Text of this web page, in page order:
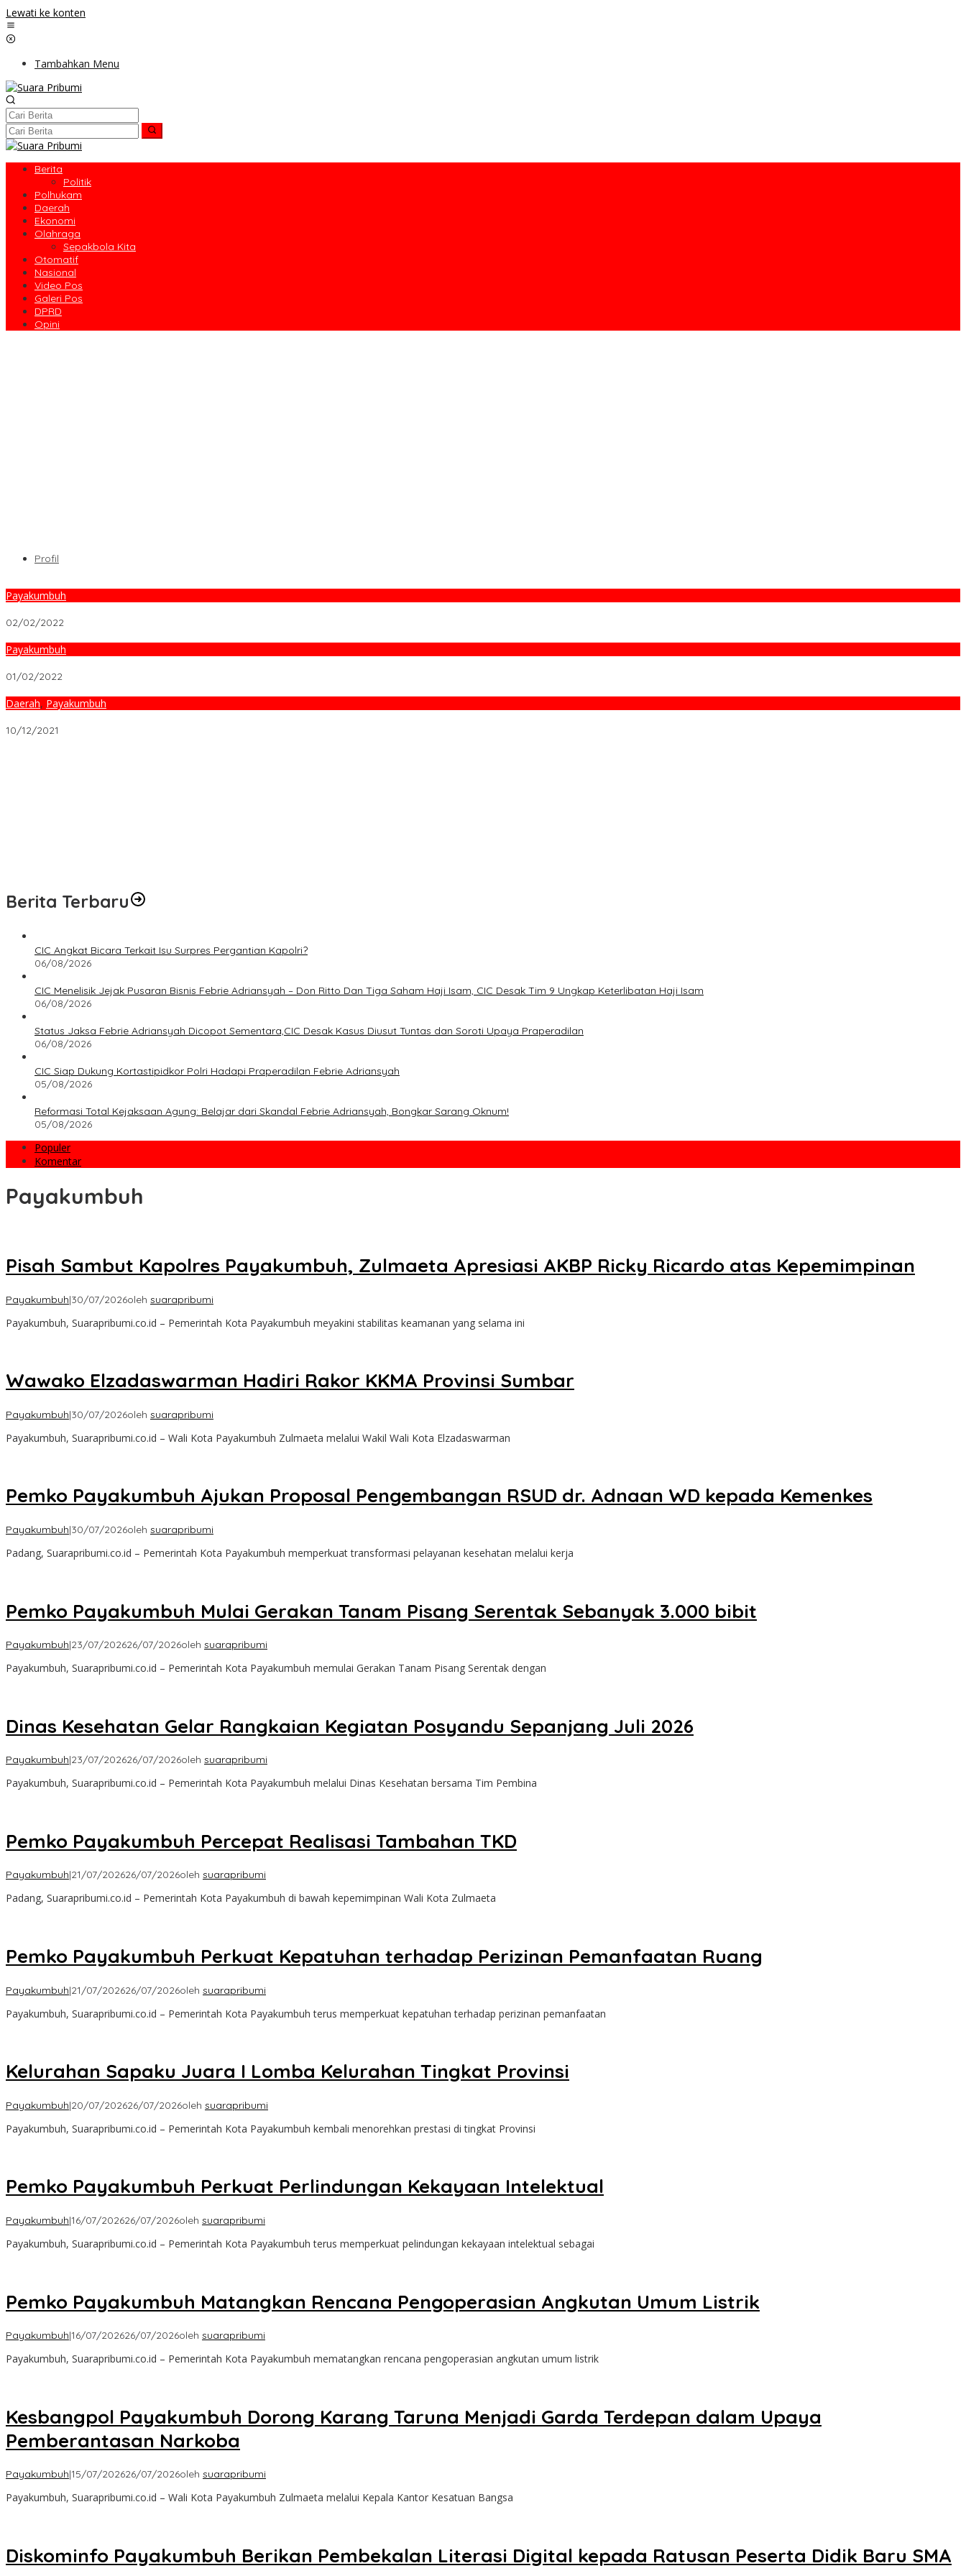
Lewati ke konten
Tambahkan Menu
Berita
Politik
Polhukam
Daerah
Ekonomi
Olahraga
Sepakbola Kita
Otomatif
Nasional
Video Pos
Galeri Pos
DPRD
Opini
Profil
Payakumbuh
02/02/2022
Payakumbuh
01/02/2022
Daerah, Payakumbuh
10/12/2021
Berita Terbaru
CIC Angkat Bicara Terkait Isu Surpres Pergantian Kapolri?
06/08/2026
CIC Menelisik Jejak Pusaran Bisnis Febrie Adriansyah – Don Ritto Dan Tiga Saham Haji Isam, CIC Desak Tim 9 Ungkap Keterlibatan Haji Isam
06/08/2026
Status Jaksa Febrie Adriansyah Dicopot Sementara,CIC Desak Kasus Diusut Tuntas dan Soroti Upaya Praperadilan
06/08/2026
CIC Siap Dukung Kortastipidkor Polri Hadapi Praperadilan Febrie Adriansyah
05/08/2026
Reformasi Total Kejaksaan Agung: Belajar dari Skandal Febrie Adriansyah, Bongkar Sarang Oknum!
05/08/2026
Populer
Komentar
Payakumbuh
Pisah Sambut Kapolres Payakumbuh, Zulmaeta Apresiasi AKBP Ricky Ricardo atas Kepemimpinan
Payakumbuh|30/07/2026oleh suarapribumi
Payakumbuh, Suarapribumi.co.id – Pemerintah Kota Payakumbuh meyakini stabilitas keamanan yang selama ini
Wawako Elzadaswarman Hadiri Rakor KKMA Provinsi Sumbar
Payakumbuh|30/07/2026oleh suarapribumi
Payakumbuh, Suarapribumi.co.id – Wali Kota Payakumbuh Zulmaeta melalui Wakil Wali Kota Elzadaswarman
Pemko Payakumbuh Ajukan Proposal Pengembangan RSUD dr. Adnaan WD kepada Kemenkes
Payakumbuh|30/07/2026oleh suarapribumi
Padang, Suarapribumi.co.id – Pemerintah Kota Payakumbuh memperkuat transformasi pelayanan kesehatan melalui kerja
Pemko Payakumbuh Mulai Gerakan Tanam Pisang Serentak Sebanyak 3.000 bibit
Payakumbuh|23/07/202626/07/2026oleh suarapribumi
Payakumbuh, Suarapribumi.co.id – Pemerintah Kota Payakumbuh memulai Gerakan Tanam Pisang Serentak dengan
Dinas Kesehatan Gelar Rangkaian Kegiatan Posyandu Sepanjang Juli 2026
Payakumbuh|23/07/202626/07/2026oleh suarapribumi
Payakumbuh, Suarapribumi.co.id – Pemerintah Kota Payakumbuh melalui Dinas Kesehatan bersama Tim Pembina
Pemko Payakumbuh Percepat Realisasi Tambahan TKD
Payakumbuh|21/07/202626/07/2026oleh suarapribumi
Padang, Suarapribumi.co.id – Pemerintah Kota Payakumbuh di bawah kepemimpinan Wali Kota Zulmaeta
Pemko Payakumbuh Perkuat Kepatuhan terhadap Perizinan Pemanfaatan Ruang
Payakumbuh|21/07/202626/07/2026oleh suarapribumi
Payakumbuh, Suarapribumi.co.id – Pemerintah Kota Payakumbuh terus memperkuat kepatuhan terhadap perizinan pemanfaatan
Kelurahan Sapaku Juara I Lomba Kelurahan Tingkat Provinsi
Payakumbuh|20/07/202626/07/2026oleh suarapribumi
Payakumbuh, Suarapribumi.co.id – Pemerintah Kota Payakumbuh kembali menorehkan prestasi di tingkat Provinsi
Pemko Payakumbuh Perkuat Perlindungan Kekayaan Intelektual
Payakumbuh|16/07/202626/07/2026oleh suarapribumi
Payakumbuh, Suarapribumi.co.id – Pemerintah Kota Payakumbuh terus memperkuat pelindungan kekayaan intelektual sebagai
Pemko Payakumbuh Matangkan Rencana Pengoperasian Angkutan Umum Listrik
Payakumbuh|16/07/202626/07/2026oleh suarapribumi
Payakumbuh, Suarapribumi.co.id – Pemerintah Kota Payakumbuh mematangkan rencana pengoperasian angkutan umum listrik
Kesbangpol Payakumbuh Dorong Karang Taruna Menjadi Garda Terdepan dalam Upaya
Pemberantasan Narkoba
Payakumbuh|15/07/202626/07/2026oleh suarapribumi
Payakumbuh, Suarapribumi.co.id – Wali Kota Payakumbuh Zulmaeta melalui Kepala Kantor Kesatuan Bangsa
Diskominfo Payakumbuh Berikan Pembekalan Literasi Digital kepada Ratusan Peserta Didik Baru SMA